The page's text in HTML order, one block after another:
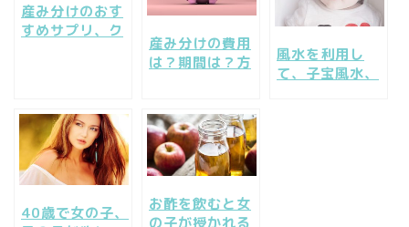
産み分けのおす
すめサプリ、ク
産み分けの費用
は？期間は？方
一挙検証
風水を利用し
て、子宝風水、
40歳で女の子、
お酢を飲むと女
の子が授かれる